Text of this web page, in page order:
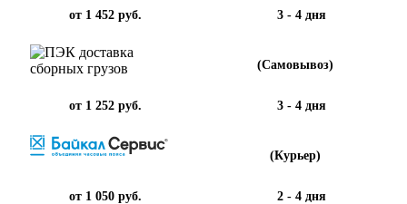
от 1 452 руб. 3 - 4 дня
(Самовывоз)
от 1 252 руб. 3 - 4 дня
(Курьер)
от 1 050 руб. 2 - 4 дня